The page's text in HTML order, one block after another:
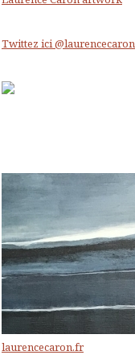
Twittez ici
laurencecaron.fr